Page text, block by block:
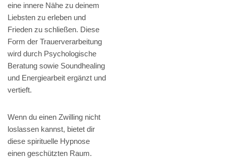
eine innere Nähe zu deinem
Liebsten zu erleben und
Frieden zu schließen. Diese
Form der Trauerverarbeitung
wird durch Psychologische
Beratung sowie Soundhealing
und Energiearbeit ergänzt und
vertieft.
Wenn du einen Zwilling nicht
loslassen kannst, bietet dir
diese spirituelle Hypnose
einen geschützten Raum.